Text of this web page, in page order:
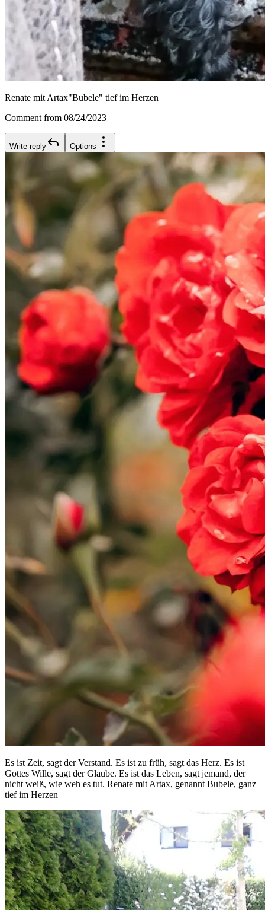
Renate mit Artax"Bubele" tief im Herzen
Comment from 08/24/2023
Write reply Options
Es ist Zeit, sagt der Verstand. Es ist zu früh, sagt das Herz. Es ist
Gottes Wille, sagt der Glaube. Es ist das Leben, sagt jemand, der
nicht weiß, wie weh es tut. Renate mit Artax, genannt Bubele, ganz
tief im Herzen